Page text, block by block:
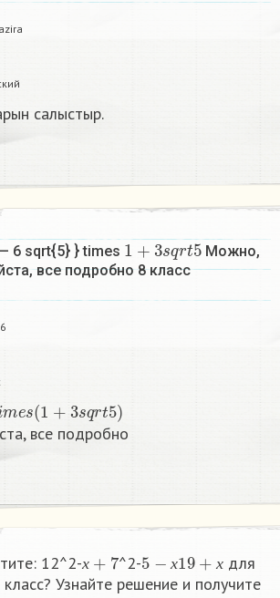
салыстыр.
6 sqrt{5} } times
1+3sqrt5
Можно,
все подробно 8 класс​
im 1+ q )
все подробно
12^2-х ^2- х
5
х
19
для
Узнайте решение и получите